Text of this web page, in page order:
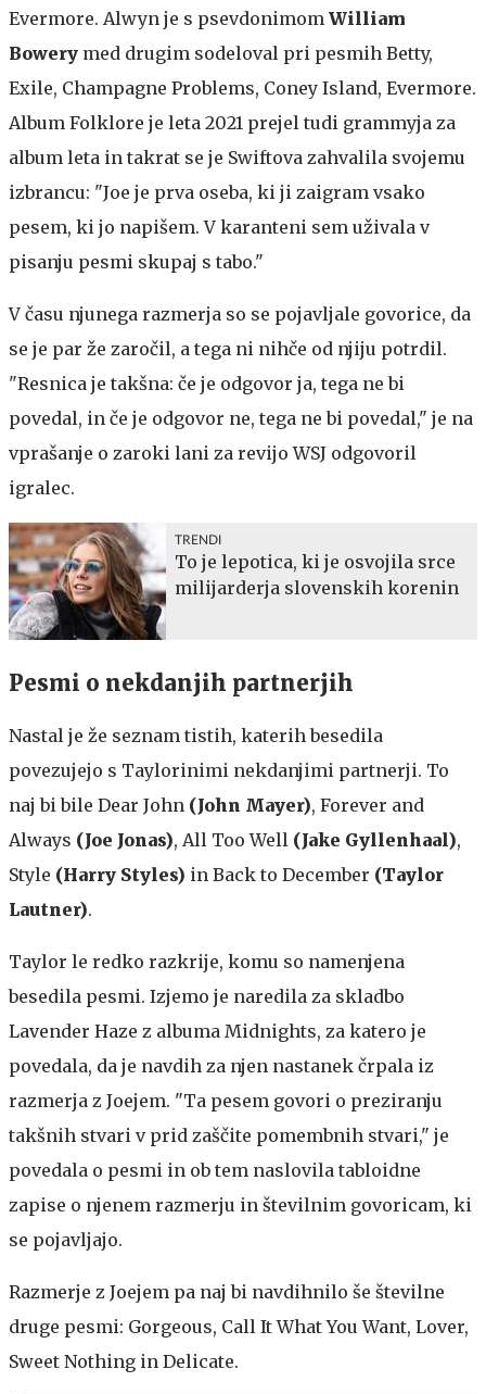
Evermore. Alwyn je s psevdonimom William
Bowery med drugim sodeloval pri pesmih Betty,
Exile, Champagne Problems, Coney Island, Evermore.
Album Folklore je leta 2021 prejel tudi grammyja za
album leta in takrat se je Swiftova zahvalila svojemu
izbrancu: "Joe je prva oseba, ki ji zaigram vsako
pesem, ki jo napišem. V karanteni sem uživala v
pisanju pesmi skupaj s tabo."
V času njunega razmerja so se pojavljale govorice, da
se je par že zaročil, a tega ni nihče od njiju potrdil.
"Resnica je takšna: če je odgovor ja, tega ne bi
povedal, in če je odgovor ne, tega ne bi povedal," je na
vprašanje o zaroki lani za revijo WSJ odgovoril
igralec.
TRENDI
To je lepotica, ki je osvojila srce
milijarderja slovenskih korenin
Pesmi o nekdanjih partnerjih
Nastal je že seznam tistih, katerih besedila
povezujejo s Taylorinimi nekdanjimi partnerji. To
naj bi bile Dear John (John Mayer), Forever and
Always (Joe Jonas), All Too Well (Jake Gyllenhaal),
Style (Harry Styles) in Back to December (Taylor
Lautner).
Taylor le redko razkrije, komu so namenjena
besedila pesmi. Izjemo je naredila za skladbo
Lavender Haze z albuma Midnights, za katero je
povedala, da je navdih za njen nastanek črpala iz
razmerja z Joejem. "Ta pesem govori o preziranju
takšnih stvari v prid zaščite pomembnih stvari," je
povedala o pesmi in ob tem naslovila tabloidne
zapise o njenem razmerju in številnim govoricam, ki
se pojavljajo.
Razmerje z Joejem pa naj bi navdihnilo še številne
druge pesmi: Gorgeous, Call It What You Want, Lover,
Sweet Nothing in Delicate.